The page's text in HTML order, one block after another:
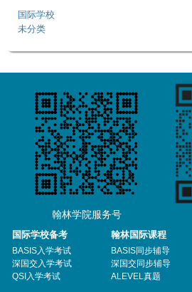
国际学校
未分类
翰林学院服务号
国际学校备考
BASIS入学考试
深国交入学考试
QSI入学考试
翰林国际课程
BASIS同步辅导
深国交同步辅导
ALEVEL真题